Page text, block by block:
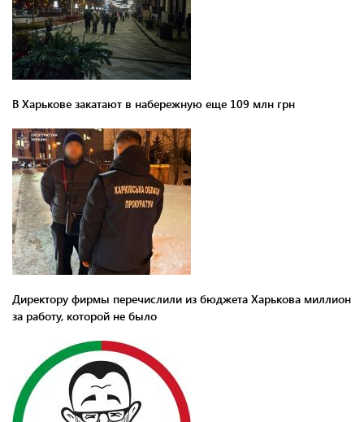
В Харькове закатают в набережную еще 109 млн грн
Директору фирмы перечислили из бюджета Харькова миллион
за работу, которой не было